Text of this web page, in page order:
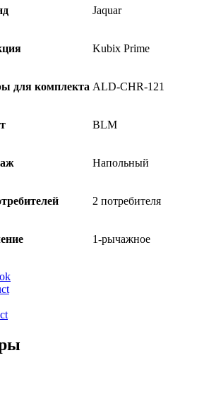
Jaquar
Kubix Prime
для комплекта ALD-CHR-121
BLM
Напольный
2 потребителя
1-рычажное